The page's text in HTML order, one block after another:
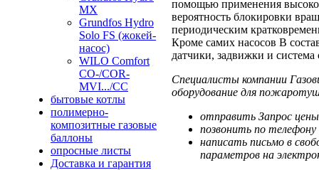
MX
Grundfos Hydro
Solo FS (жокей-
насос)
WILO Comfort
CO-/COR-
MVI.../CC
бытовые котлы
полимерно-
композитные газовые
баллоны
опросные листы
Доставка и гарантия
помощью применения
вероятность блокировки
периодическим
Кроме самих насосов В
датчики, задвижки и система
Специалисты компании
оборудование для
отправить Запрос цены
позвонить по
написать письмо в
параметров на